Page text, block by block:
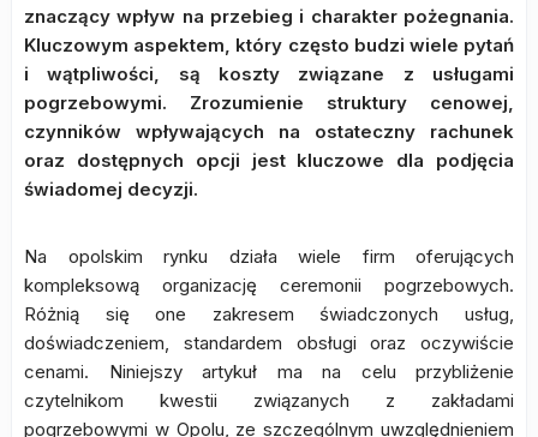
znaczący wpływ na przebieg i charakter pożegnania.
Kluczowym aspektem, który często budzi wiele pytań
i wątpliwości, są koszty związane z usługami
pogrzebowymi. Zrozumienie struktury cenowej,
czynników wpływających na ostateczny rachunek
oraz dostępnych opcji jest kluczowe dla podjęcia
świadomej decyzji.
Na opolskim rynku działa wiele firm oferujących
kompleksową organizację ceremonii pogrzebowych.
Różnią się one zakresem świadczonych usług,
doświadczeniem, standardem obsługi oraz oczywiście
cenami. Niniejszy artykuł ma na celu przybliżenie
czytelnikom kwestii związanych z zakładami
pogrzebowymi w Opolu, ze szczególnym uwzględnieniem